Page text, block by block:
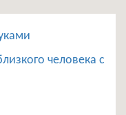
человека с